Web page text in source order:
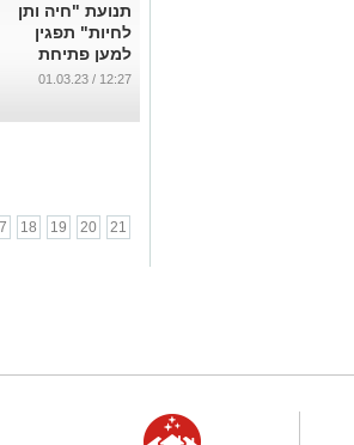
תנועת "חיה ותן
לחיות" תפגין
למען פתיחת
עסקים בשבת
12:27 / 01.03.23
18 19 20
21